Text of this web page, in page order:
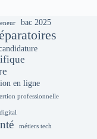
bac 2025
en ligne
professionnelle
métiers tech